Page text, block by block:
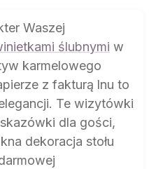
Waszej
ślubnymi w
karmelowego
z fakturą lnu to
Te wizytówki
dla gości,
dekoracja stołu